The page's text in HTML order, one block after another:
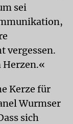
sei
vergessen.
Herzen.«
Kerze für
Wurmser
sich